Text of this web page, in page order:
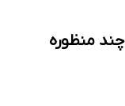
چند منظوره